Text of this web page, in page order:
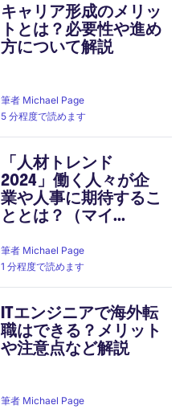
キャリア形成のメリッ
トとは？必要性や進め
方について解説
筆者 Michael Page
5 分程度で読めます
「人材トレンド
2024」働く人々が企
業や人事に期待するこ
ととは？（マイ...
筆者 Michael Page
1 分程度で読めます
ITエンジニアで海外転
職はできる？メリット
や注意点など解説
筆者 Michael Page